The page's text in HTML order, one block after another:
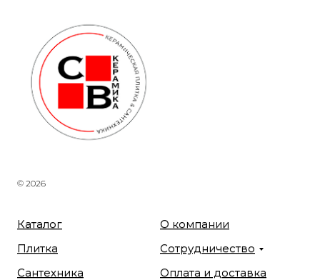
© 2026
Каталог
Плитка
Сантехника
О компании
Сотрудничество
Оплата и доставка